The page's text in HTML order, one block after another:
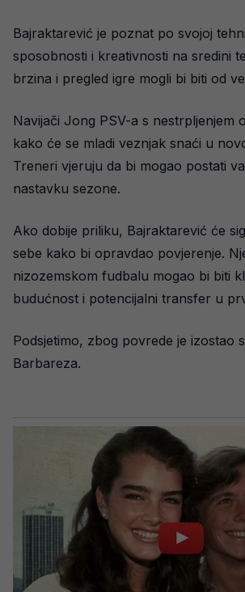
Bajraktarević je poznat po svojoj
sposobnosti i kreativnosti na sredini
brzina i pregled igre mogli bi biti od
Navijači Jong PSV-a s nestrpljenjem
kako će se mladi veznjak snaći u
Treneri vjeruju da bi mogao postati
nastavku sezone.
Ako dobije priliku, Bajraktarević će
sebe kako bi opravdao povjerenje.
nizozemskom fudbalu mogao bi biti
budućnost i potencijalni transfer u
Podsjetimo, zbog povrede je izostao
Barbareza.